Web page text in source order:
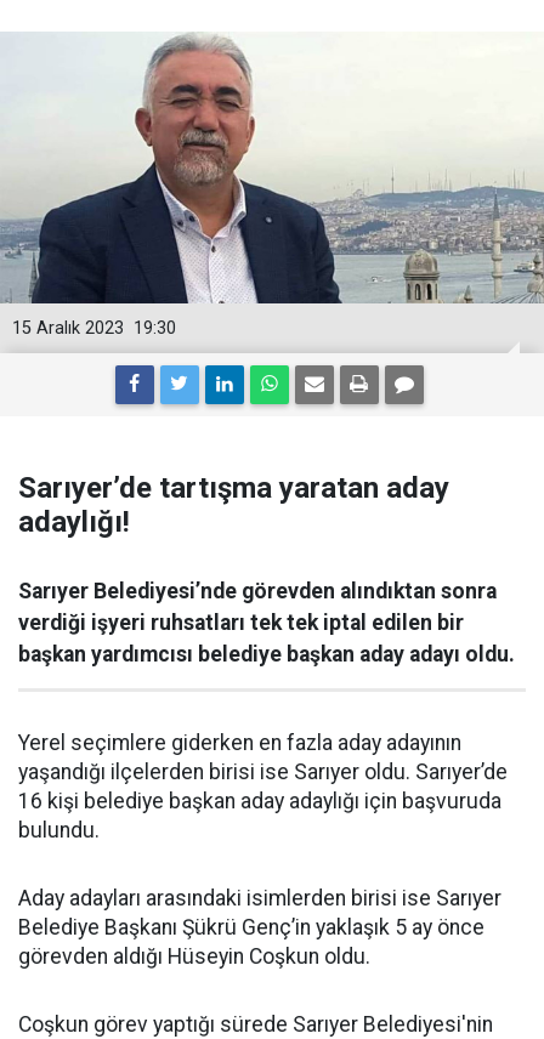
19:30
15 Aralık 2023
Sarıyer’de tartışma yaratan aday
adaylığı!
Sarıyer Belediyesi’nde görevden alındıktan sonra
verdiği işyeri ruhsatları tek tek iptal edilen bir
başkan yardımcısı belediye başkan aday adayı oldu.
Yerel seçimlere giderken en fazla aday adayının
yaşandığı ilçelerden birisi ise Sarıyer oldu. Sarıyer’de
16 kişi belediye başkan aday adaylığı için başvuruda
bulundu.
Aday adayları arasındaki isimlerden birisi ise Sarıyer
Belediye Başkanı Şükrü Genç’in yaklaşık 5 ay önce
görevden aldığı Hüseyin Coşkun oldu.
Coşkun görev yaptığı sürede Sarıyer Belediyesi'nin